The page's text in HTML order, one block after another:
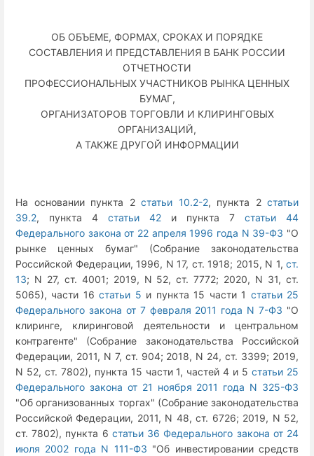
ОБ ОБЪЕМЕ, ФОРМАХ, СРОКАХ И ПОРЯДКЕ
СОСТАВЛЕНИЯ И ПРЕДСТАВЛЕНИЯ В БАНК РОССИИ
ОТЧЕТНОСТИ
ПРОФЕССИОНАЛЬНЫХ УЧАСТНИКОВ РЫНКА ЦЕННЫХ
БУМАГ,
ОРГАНИЗАТОРОВ ТОРГОВЛИ И КЛИРИНГОВЫХ
ОРГАНИЗАЦИЙ,
А ТАКЖЕ ДРУГОЙ ИНФОРМАЦИИ
На основании пункта 2 статьи 10.2-2, пункта 2 статьи
39.2, пункта 4 статьи 42 и пункта 7 статьи 44
Федерального закона от 22 апреля 1996 года N 39-ФЗ "О
рынке ценных бумаг" (Собрание законодательства
Российской Федерации, 1996, N 17, ст. 1918; 2015, N 1, ст.
13; N 27, ст. 4001; 2019, N 52, ст. 7772; 2020, N 31, ст.
5065), части 16статьи 5 и пункта 15 части 1 статьи 25
Федерального закона от 7 февраля 2011 года N 7-ФЗ "О
клиринге, клиринговой деятельности и центральном
контрагенте" (Собрание законодательства Российской
Федерации, 2011, N 7, ст. 904; 2018, N 24, ст. 3399; 2019,
N 52, ст. 7802), пункта 15 части 1, частей 4 и 5статьи 25
Федерального закона от 21 ноября 2011 года N 325-ФЗ
"Об организованных торгах" (Собрание законодательства
Российской Федерации, 2011, N 48, ст. 6726; 2019, N 52,
ст. 7802), пункта 6 статьи 36 Федерального закона от 24
июля 2002 года N 111-ФЗ "Об инвестировании средств